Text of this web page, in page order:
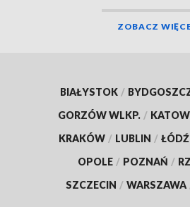
ZOBACZ
BIAŁYSTOK /
GORZÓW WLKP. /
KRAKÓW / LUBLIN / ŁÓDŹ
OPOLE / POZNAŃ /
SZCZECIN / WARSZAWA